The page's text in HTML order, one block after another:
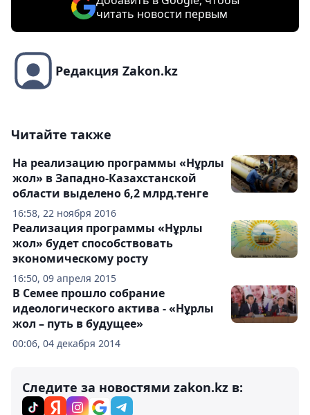
читать новости первым
Редакция Zakon.kz
Читайте также
16:58, 22 ноября 2016
На реализацию программы «Нұрлы
жол» в Западно-Казахстанской
области выделено 6,2 млрд.тенге
16:50, 09 апреля 2015
Реализация программы «Нұрлы
жол» будет способствовать
экономическому росту
00:06, 04 декабря 2014
В Семее прошло собрание
идеологического актива - «Нұрлы
жол – путь в будущее»
Следите за новостями zakon.kz в: